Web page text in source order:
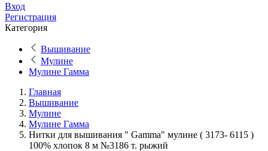
Вход
Регистрация
Категория
Вышивание
Мулине
Мулине Гамма
Главная
Вышивание
Мулине
Мулине Гамма
Нитки для вышивания " Gamma" мулине ( 3173- 6115 )
100% хлопок 8 м №3186 т. рыжий